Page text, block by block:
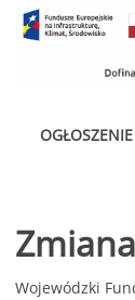
Wojewódzki